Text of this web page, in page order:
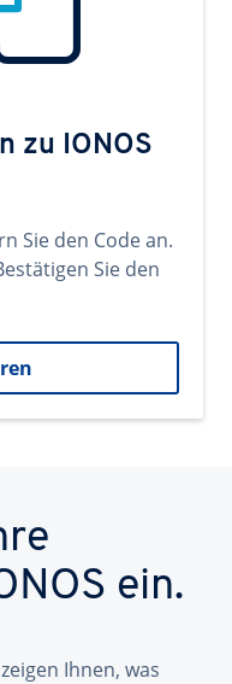
zu IONOS
Sie den Code an.
Sie den
ein.
Ihnen, was